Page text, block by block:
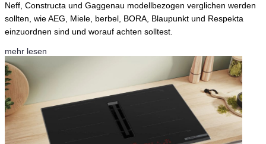
Neff, Constructa und Gaggenau modellbezogen verglichen werden
sollten, wie AEG, Miele, berbel, BORA, Blaupunkt und Respekta
einzuordnen sind und worauf achten solltest.
mehr lesen